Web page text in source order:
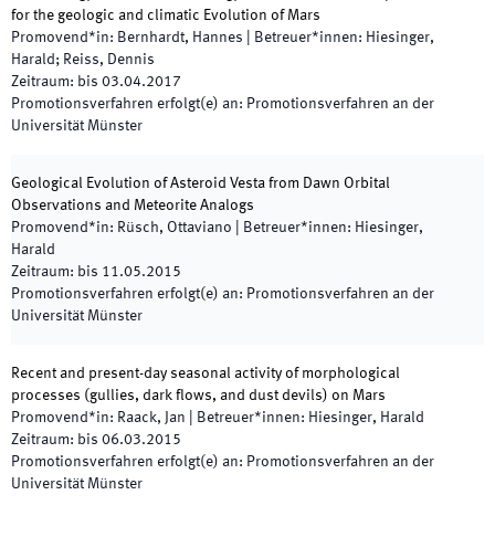
for the geologic and climatic Evolution of Mars
Promovend*in: Bernhardt, Hannes Betreuer*innen: Hiesinger,
Harald; Reiss, Dennis
Zeitraum: bis 03.04.2017
Promotionsverfahren erfolgt(e) an: Promotionsverfahren an der
Universität Münster
Geological Evolution of Asteroid Vesta from Dawn Orbital
Observations and Meteorite Analogs
Promovend*in: Rüsch, Ottaviano Betreuer*innen: Hiesinger,
Harald
Zeitraum: bis 11.05.2015
Promotionsverfahren erfolgt(e) an: Promotionsverfahren an der
Universität Münster
Recent and present-day seasonal activity of morphological
processes (gullies, dark flows, and dust devils) on Mars
Promovend*in: Raack, Jan Betreuer*innen: Hiesinger, Harald
Zeitraum: bis 06.03.2015
Promotionsverfahren erfolgt(e) an: Promotionsverfahren an der
Universität Münster